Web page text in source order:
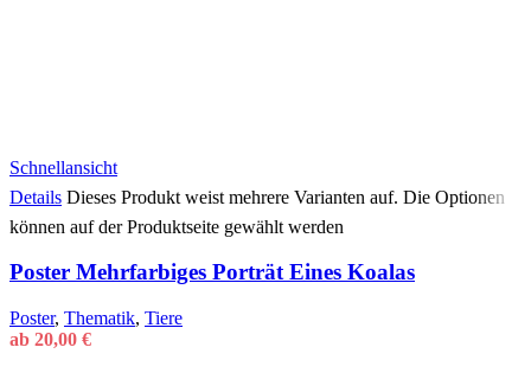
Schnellansicht
Details Dieses Produkt weist mehrere Varianten auf. Die Optionen
können auf der Produktseite gewählt werden
Poster Mehrfarbiges Porträt Eines Koalas
Poster, Thematik, Tiere
ab 20,00 €